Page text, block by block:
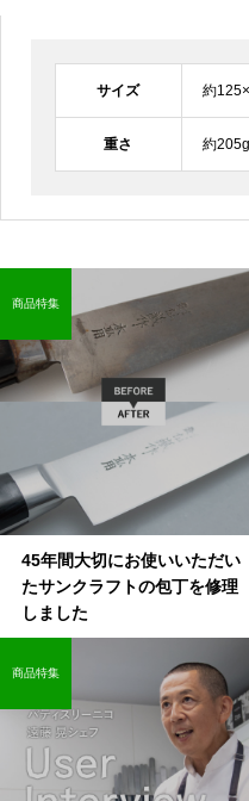
サイズ 約
重さ 約205g
45年間大切にお使いいただい
たサンクラフトの包丁を修理
しました
商品特集
商品特集